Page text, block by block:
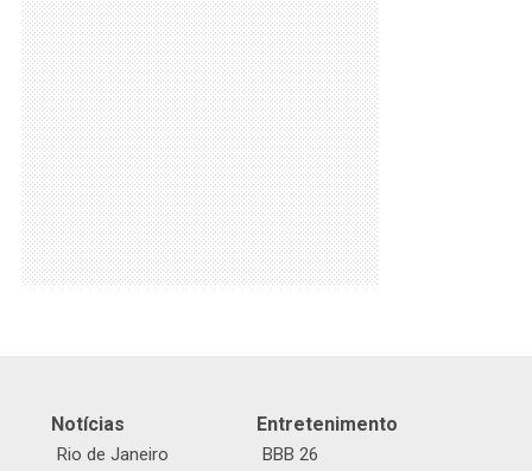
Notícias
Rio de Janeiro
Entretenimento
BBB 26